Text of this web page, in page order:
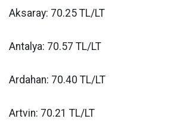
Aksaray: 70.25 TL/LT
Antalya: 70.57 TL/LT
Ardahan: 70.40 TL/LT
Artvin: 70.21 TL/LT